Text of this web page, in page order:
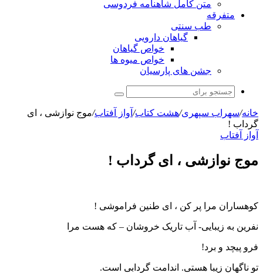
متن کامل شاهنامه فردوسی
متفرقه
طب سنتی
گیاهان دارویی
خواص گیاهان
خواص میوه ها
جشن های پارسیان
جستجو
برای
خانه/سهراب سپهری/هشت کتاب/ آواز آفتاب/موج نوازشی ، ای
گرداب !
آواز آفتاب
موج نوازشی ، ای گرداب !
کوهساران مرا پر کن ، ای طنین فراموشی !
نفرین به زیبایی- آب تاریک خروشان – که هست مرا
فرو پیچد و برد!
تو ناگهان زیبا هستی. اندامت گردابی است.